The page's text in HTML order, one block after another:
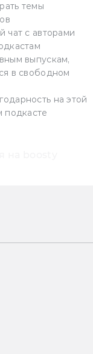
темы
чат с авторами
выпускам,
в свободном
на этой
подкасте